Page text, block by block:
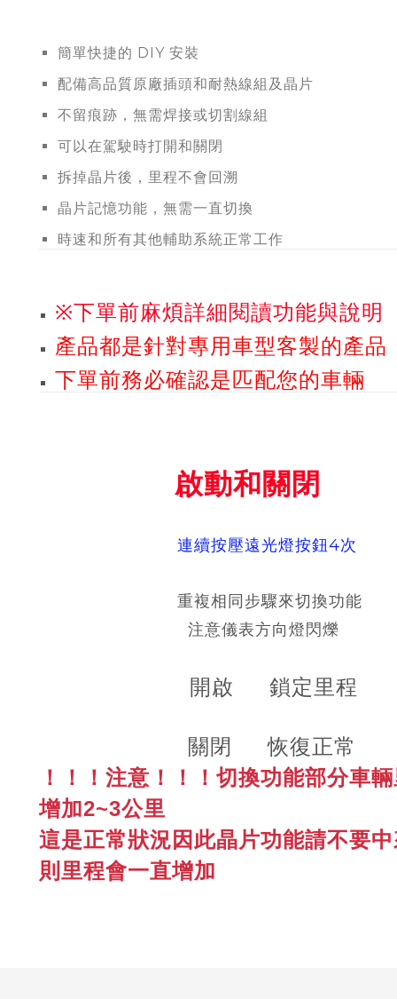
簡單快捷的 DIY 安裝
配備高品質原廠插頭和耐熱線組及晶片
不留痕跡，無需焊接或切割線組
可以在駕駛時打開和關閉
拆掉晶片後，里程不會回溯
晶片記憶功能，無需一直切換
時速和所有其他輔助系統正常工作
※下單前麻煩詳細閱讀功能與說明
產品都是針對專用車型客製的產品
下單前務必確認是匹配您的車輛
啟動和關閉
連續按壓遠光燈按鈕4次
重複相同步驟來切換功能
注意儀表方向燈閃爍
開啟 鎖定里程
關閉 恢復正常
！！！注意！！！切換功能部分車
增加2~3公里
這是正常狀況因此晶片功能請不要
則里程會一直增加